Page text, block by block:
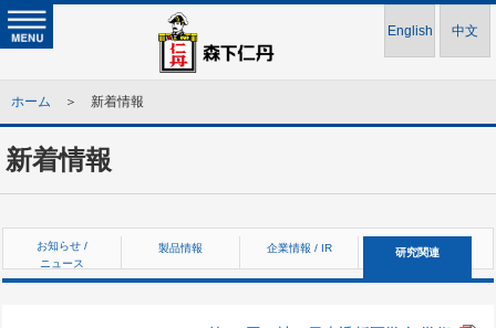
English 中文
ホーム ＞ 新着情報
新着情報
お知らせ /
ニュース
製品情報 企業情報 / IR 研究関連